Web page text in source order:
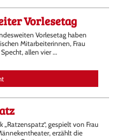
Vorlesetag
Vorlesetag haben
Mitarbeiterinnen, Frau
allen vier ...
„Ratzenspatz“, gespielt von Frau
erzählt die